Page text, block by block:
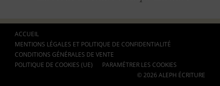
ACCUEIL
MENTIONS LÉGALES ET POLITIQUE DE CONFIDENTIALITÉ
CONDITIONS GÉNÉRALES DE VENTE
POLITIQUE DE COOKIES (UE)
PARAMÉTRER LES COOKIES
© 2026 ALEPH ÉCRITURE